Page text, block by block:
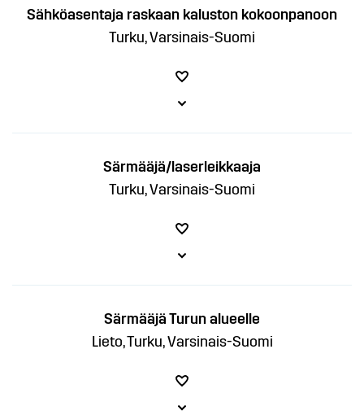
Sähköasentaja raskaan kaluston kokoonpanoon
Turku, Varsinais-Suomi
Särmääjä/laserleikkaaja
Turku, Varsinais-Suomi
Särmääjä Turun alueelle
Lieto, Turku, Varsinais-Suomi